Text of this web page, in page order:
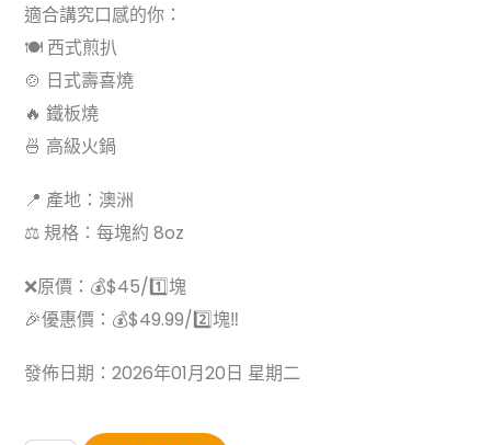
適合講究口感的你：
🍽 西式煎扒
🍲 日式壽喜燒
🔥 鐵板燒
🍜 高級火鍋
📍 產地：澳洲
⚖ 規格：每塊約 8oz
❌原價：💰$45/1️⃣塊
🎉優惠價：💰$49.99/2️⃣塊‼
發佈日期：2026年01月20日 星期二